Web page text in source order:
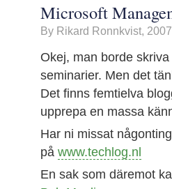
Microsoft
By Rikard Ronnkvist,
Okej, man borde
seminarier. Men det
Det finns femtielva
upprepa en massa
Har ni missat
på www.techlog.nl
En sak som däremot